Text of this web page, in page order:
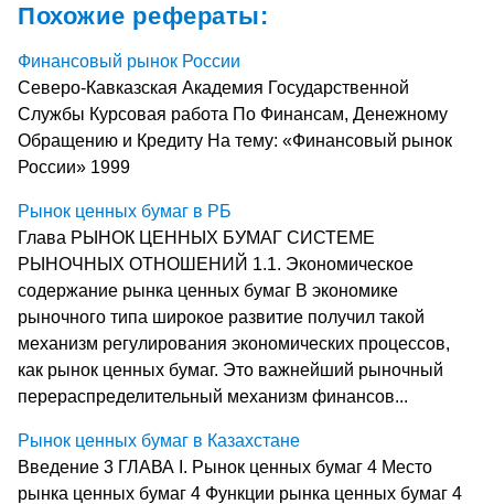
Похожие рефераты:
Финансовый рынок России
Северо-Кавказская Академия Государственной
Службы Курсовая работа По Финансам, Денежному
Обращению и Кредиту На тему: «Финансовый рынок
России» 1999
Рынок ценных бумаг в РБ
Глава РЫНОК ЦЕННЫХ БУМАГ СИСТЕМЕ
РЫНОЧНЫХ ОТНОШЕНИЙ 1.1. Экономическое
содержание рынка ценных бумаг В экономике
рыночного типа широкое развитие получил такой
механизм регулирования экономических процессов,
как рынок цен­ных бумаг. Это важнейший рыночный
перераспределительный ме­ханизм финансов...
Рынок ценных бумаг в Казахстане
Введение 3 ГЛАВА I. Рынок ценных бумаг 4 Место
рынка ценных бумаг 4 Функции рынка ценных бумаг 4